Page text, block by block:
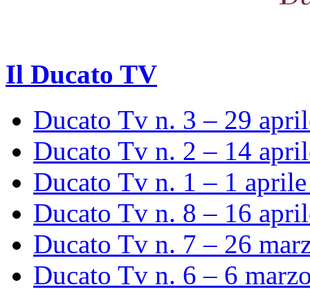
Il Ducato TV
Ducato Tv n. 3 – 29
Ducato Tv n. 2 – 14
Ducato Tv n. 1 – 1
Ducato Tv n. 8 – 16
Ducato Tv n. 7 – 26
Ducato Tv n. 6 – 6